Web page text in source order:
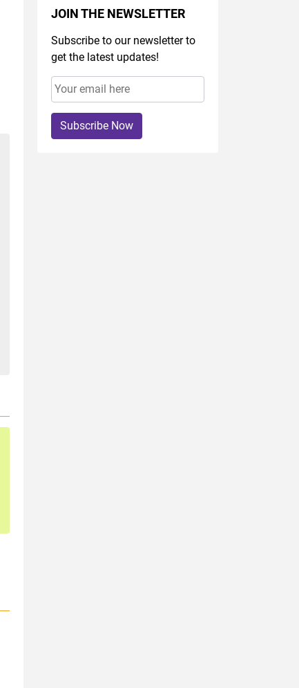
JOIN THE NEWSLETTER
Subscribe to our newsletter to
get the latest updates!
Subscribe Now